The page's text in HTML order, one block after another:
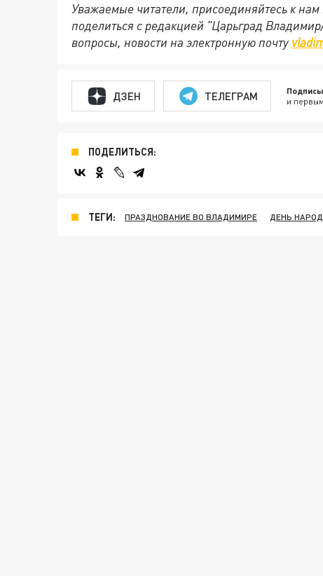
Уважаемые читатели, присоединяйтесь к нам
поделиться с редакцией "Царьград
вопросы, новости на электронную почту
ДЗЕН ТЕЛЕГРАМ и
ПОДЕЛИТЬСЯ:
ТЕГИ: ПРАЗДНОВАНИЕ ВО ВЛАДИМИРЕ ДЕНЬ